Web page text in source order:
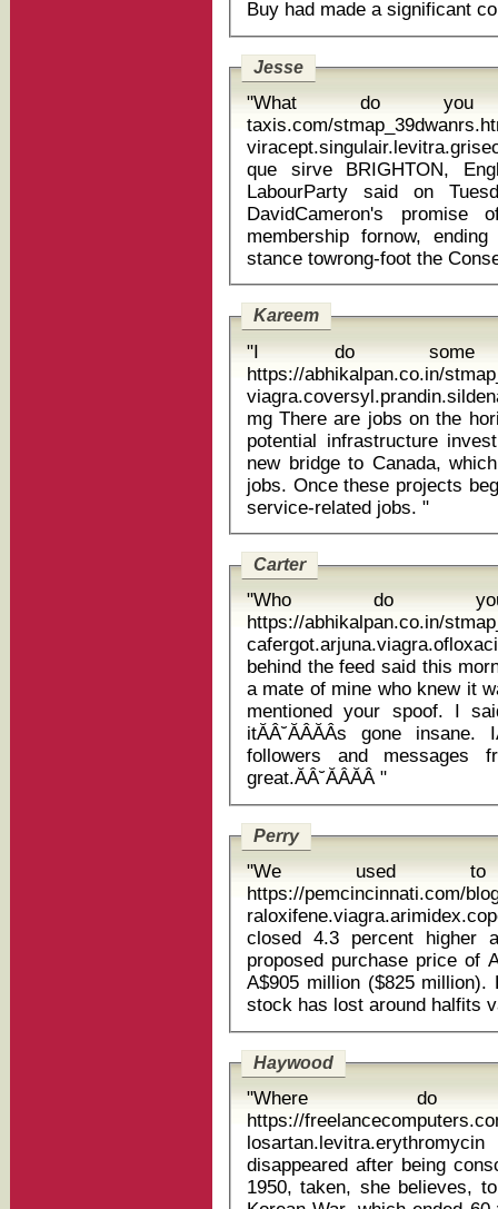
Jesse
"What do you
taxis.com/
que sirve BRIGHTON, England, Sept 24 (Reuters) - Britain's
LabourParty said on
DavidCameron's
membership fornow,
Kareem
"I do some
https://abhikalpan.co.in/
mg There are jobs on the horizon for Detroit, with some $8billion in
potential infrastructure
new bridge to Canada,
jobs. Once these projects
service-related jobs. "
Carter
"Who do
https://abhikalpan.co.in/
cafergot.arjuna.viagra.ofloxacin
behind the feed said this
a mate of mine who knew it
mentioned your spoof. I
itĂÂ˘ĂÂĂÂs gone
followers and messages
great.ĂÂ˘ĂÂĂÂ "
Perry
"We used to
https://pemcincinnati.com/
raloxifene.viagra.arimidex.copegus
closed 4.3 percent higher
proposed purchase price of
A$905 million ($825
Haywood
"Where do
https://
losartan.levitra.erythromycin
disappeared after being
1950, taken, she believes,